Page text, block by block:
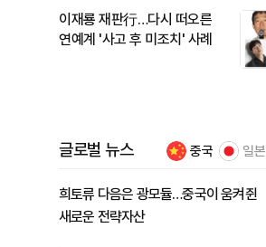
이재룡 재판行…다시 떠오른
연예계 '사고 후 미조치' 사례
글로벌 뉴스 중국 일본
희토류 다음은 광모듈…중국이 움켜쥔
새로운 전략자산